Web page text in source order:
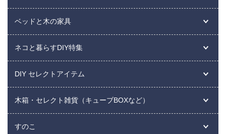
ベッドと木の家具
ネコと暮らすDIY特集
DIY セレクトアイテム
木箱・セレクト雑貨（キューブBOXなど）
すのこ